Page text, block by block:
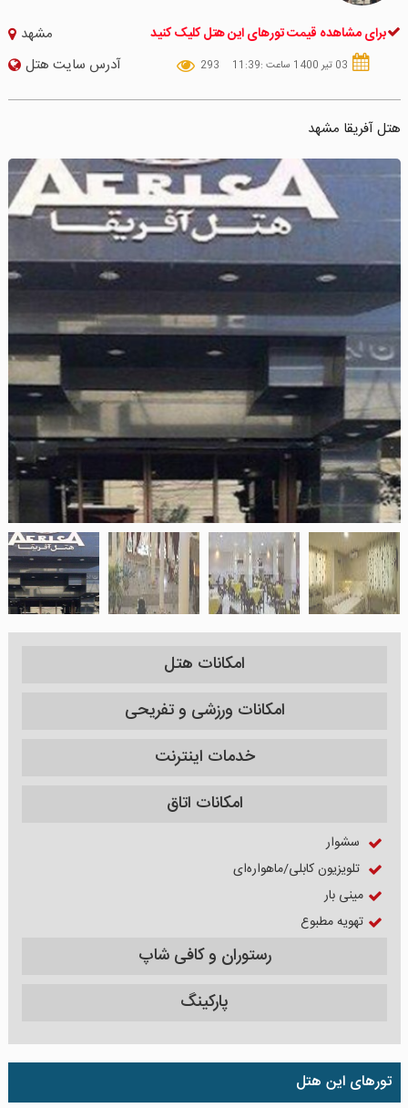
مشهد
آدرس سایت هتل
برای مشاهده قیمت تورهای این هتل کلیک کنید
03 تیر 1400 ساعت :11:39 293
هتل آفریقا مشهد
امکانات هتل
امکانات ورزشی و تفریحی
خدمات اینترنت
امکانات اتاق
سشوار
تلویزیون کابلی/ماهواره‌ای
مینی بار
تهویه مطبوع
رستوران و کافی شاپ
پارکینگ
تورهای این هتل